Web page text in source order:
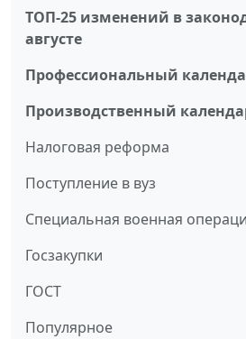
ТОП-25 изменений в
августе
Профессиональный
Производственный
Налоговая реформа
Поступление в вуз
Специальная военная
Госзакупки
ГОСТ
Популярное